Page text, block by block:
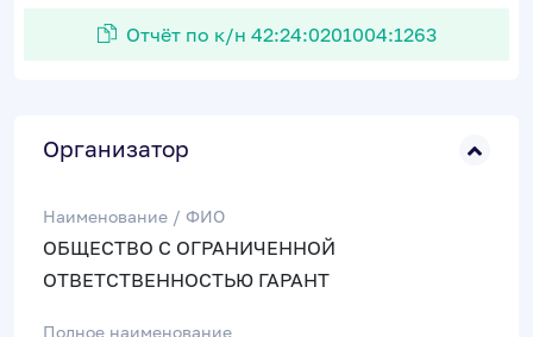
Отчёт по к/н 42:24:0201004:1263
Организатор
Наименование / ФИО
ОБЩЕСТВО С ОГРАНИЧЕННОЙ
ОТВЕТСТВЕННОСТЬЮ ГАРАНТ
Полное наименование